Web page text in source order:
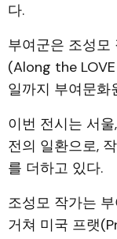
다.
부여군은 조성모
(Along the
일까지 부여문화
이번 전시는 서
전의 일환으로,
를 더하고 있다.
조성모 작가는
거쳐 미국 프랫